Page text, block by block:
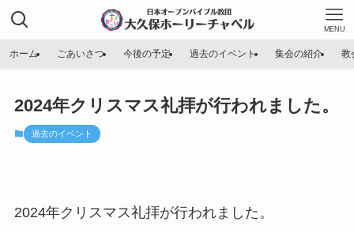
MENU
ホーム ごあいさつ 今後の予定 過去のイベント 集会の紹介 教
2024年クリスマス礼拝が行われました。
過去のイベント
2024年クリスマス礼拝が行われました。